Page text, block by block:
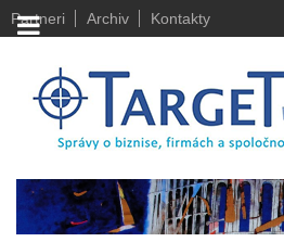
Partneri Archiv Kontakty